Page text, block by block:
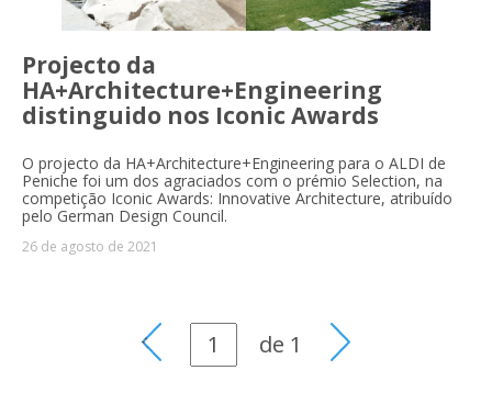
Projecto da
HA+Architecture+Engineering
distinguido nos Iconic Awards
O projecto da HA+Architecture+Engineering para o ALDI de
Peniche foi um dos agraciados com o prémio Selection, na
competição Iconic Awards: Innovative Architecture, atribuído
pelo German Design Council.
26 de agosto de 2021
de 1